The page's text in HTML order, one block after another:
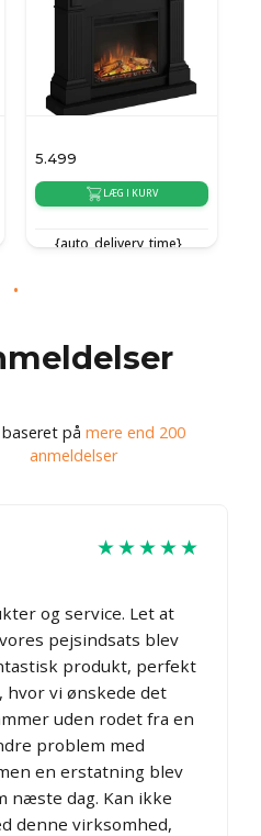
5.499
LÆG I KURV
{auto_delivery_time}
baseret på mere end 200
anmeldelser
★★★★★
og service. Let at
pejsindsats blev
produkt, perfekt
hvor vi ønskede det
uden rodet fra en
problem med
en erstatning blev
næste dag. Kan ikke
denne virksomhed,